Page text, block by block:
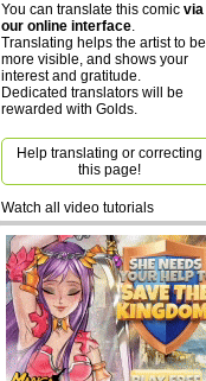
You can translate this comic via
our online interface.
Translating helps the artist to be
more visible, and shows your
interest and gratitude.
Dedicated translators will be
rewarded with Golds.
Help translating or correcting
this page!
Watch all video tutorials